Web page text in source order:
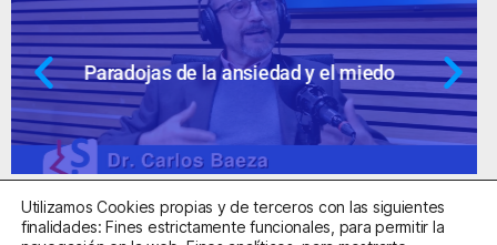
Ansiedad: supuestos cuestionables
Utilizamos Cookies propias y de terceros con las siguientes
finalidades: Fines estrictamente funcionales, para permitir la